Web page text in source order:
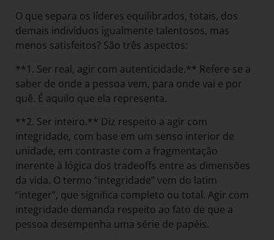
O que separa os líderes equilibrados, totais, dos
demais indivíduos igualmente talentosos, mas
menos satisfeitos? São três aspectos:
**1. Ser real, agir com autenticidade.** Refere-se a
saber de onde a pessoa vem, para onde vai e por
quê. É aquilo que ela representa.
**2. Ser inteiro.** Diz respeito a agir com
integridade, com base em um senso interior de
unidade, em contraste com a fragmentação
inerente à lógica dos tradeoffs entre as dimensões
da vida. O termo “integridade” vem do latim
“integer”, que significa completo ou total. Agir com
integridade demanda respeito ao fato de que a
pessoa desempenha uma série de papéis.